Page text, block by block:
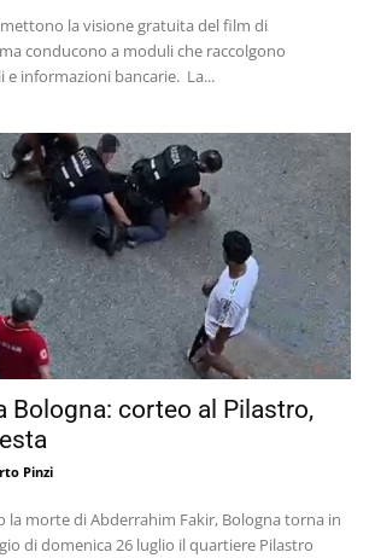
la visione gratuita del film di
conducono a moduli che raccolgono
credenziali personali e informazioni bancarie. La...
Bologna: corteo al Pilastro,
Pinzi
la morte di Abderrahim Fakir, Bologna torna in
di domenica 26 luglio il quartiere Pilastro